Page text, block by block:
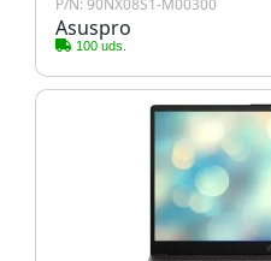
P/N: 90NX08S1-M00300
Asuspro
100 uds.